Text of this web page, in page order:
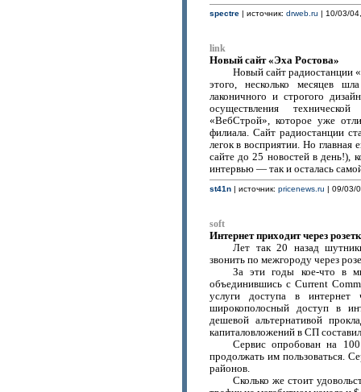
spectre| источник: drweb.ru | 10/03/
link
Новый сайт «Эха Ростова»
Новый сайт радиостанции
этого, несколько месяцев
лаконичного и строгого
осуществления
«ВебСтрой», которое уже
филиала. Сайт радиостанции
легок в восприятии. Но
сайте до 25 новостей в день!),
интервью — так и осталась
st41n| источник: pricenews.ru | 09/03/
soft
Интернет приходит через
Лет так 20 назад
звонить по межгороду через
За эти годы кое-что в
объединившись с Current
услуги доступа в интернет
широкополосный доступ в
дешевой альтернативой
капиталовложений в СП
Сервис опробован на
продолжать им пользоваться.
районов.
Сколько же стоит